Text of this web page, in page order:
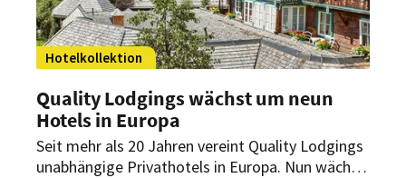
Hotelkollektion
Quality Lodgings wächst um neun
Hotels in Europa
Seit mehr als 20 Jahren vereint Quality Lodgings
unabhängige Privathotels in Europa. Nun wächst